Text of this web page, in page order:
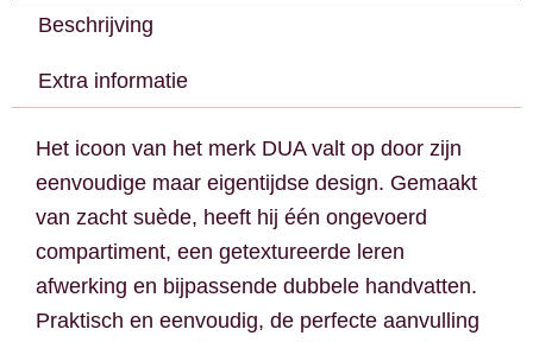
Beschrijving
Extra informatie
Het icoon van het merk DUA valt op door zijn
eenvoudige maar eigentijdse design. Gemaakt
van zacht suède, heeft hij één ongevoerd
compartiment, een getextureerde leren
afwerking en bijpassende dubbele handvatten.
Praktisch en eenvoudig, de perfecte aanvulling